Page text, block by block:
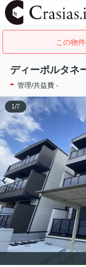
この物
ディーポルタネ
- 管理/共益費 -
1/7